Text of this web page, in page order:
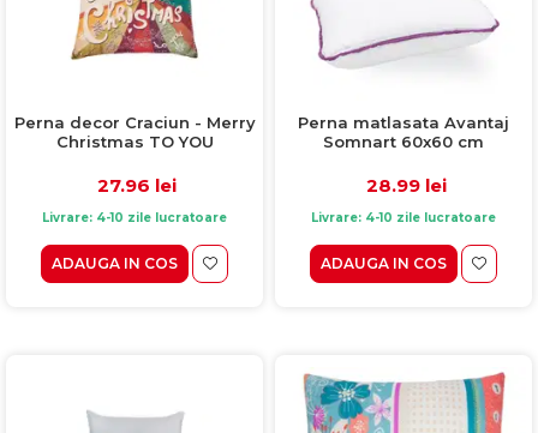
Perna decor Craciun - Merry
Christmas TO YOU
27.96 lei
Livrare: 4-10 zile lucratoare
ADAUGA IN COS
Perna matlasata Avantaj
Somnart 60x60 cm
28.99 lei
Livrare: 4-10 zile lucratoare
ADAUGA IN COS